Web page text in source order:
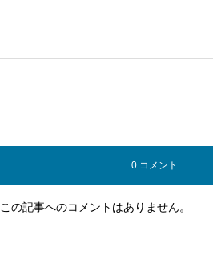
0 コメント
この記事へのコメントはありません。